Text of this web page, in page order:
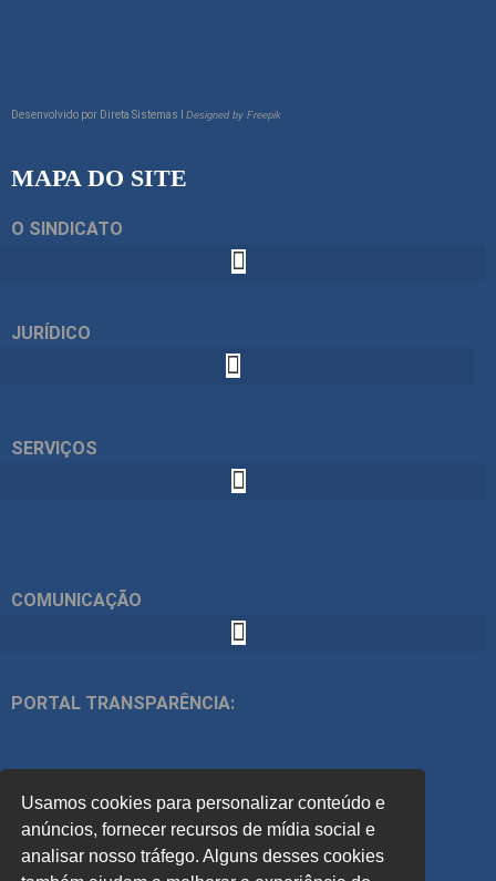
Desenvolvido por Direta Sistemas I Designed by Freepik
MAPA DO SITE
O SINDICATO
JURÍDICO
SERVIÇOS
COMUNICAÇÃO
PORTAL TRANSPARÊNCIA:
ACOMPANHE
Usamos cookies para personalizar conteúdo e
anúncios, fornecer recursos de mídia social e
analisar nosso tráfego. Alguns desses cookies